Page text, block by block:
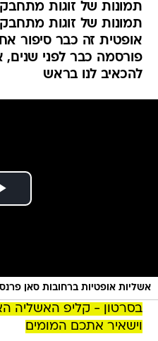
תמונות של זוגות
תמונות של זוגות
אופטית זה כבר סיפור
פורסמה כבר לפני
להכאיב לנו בראש
אשליות אופטיות ברחובות סאן
בסרטון - קליפ האשליה
וישאיר אתכם המומים